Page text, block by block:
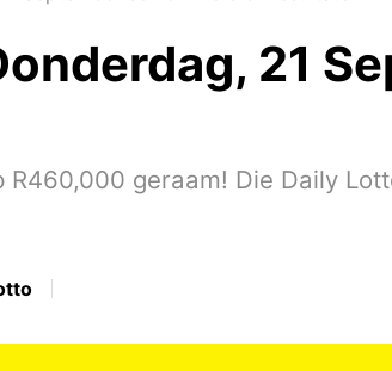
21
geraam! Die Daily